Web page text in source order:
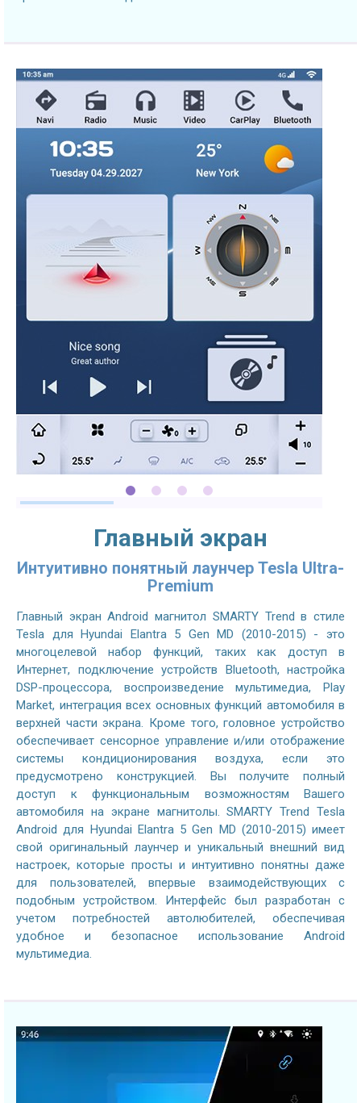
Главный экран
Интуитивно понятный лаунчер Tesla Ultra-
Premium
Главный экран Android магнитол SMARTY Trend в стиле
Tesla для Hyundai Elantra 5 Gen MD (2010-2015) - это
многоцелевой набор функций, таких как доступ в
Интернет, подключение устройств Bluetooth, настройка
DSP-процессора, воспроизведение мультимедиа, Play
Market, интеграция всех основных функций автомобиля в
верхней части экрана. Кроме того, головное устройство
обеспечивает сенсорное управление и/или отображение
системы кондиционирования воздуха, если это
предусмотрено конструкцией. Вы получите полный
доступ к функциональным возможностям Вашего
автомобиля на экране магнитолы. SMARTY Trend Tesla
Android для Hyundai Elantra 5 Gen MD (2010-2015) имеет
свой оригинальный лаунчер и уникальный внешний вид
настроек, которые просты и интуитивно понятны даже
для пользователей, впервые взаимодействующих с
подобным устройством. Интерфейс был разработан с
учетом потребностей автолюбителей, обеспечивая
удобное и безопасное использование Android
мультимедиа.